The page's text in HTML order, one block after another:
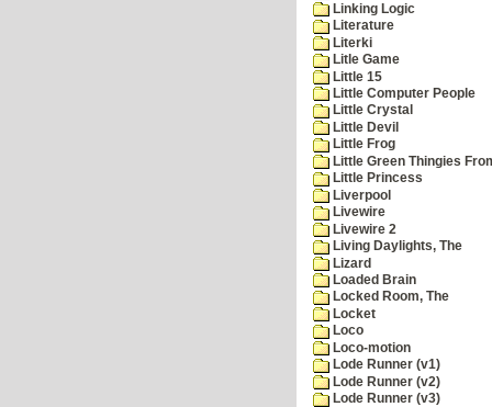
Linking Logic
Literature
Literki
Litle Game
Little 15
Little Computer People
Little Crystal
Little Devil
Little Frog
Little Green Thingies
Little Princess
Liverpool
Livewire
Livewire 2
Living Daylights, The
Lizard
Loaded Brain
Locked Room, The
Locket
Loco
Loco-motion
Lode Runner (v1)
Lode Runner (v2)
Lode Runner (v3)